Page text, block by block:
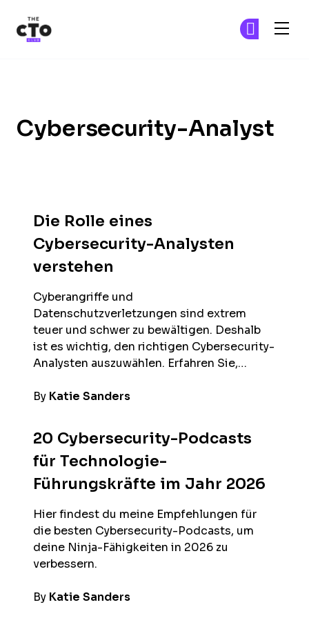
Cybersecurity-Analyst
Die Rolle eines
Cybersecurity-Analysten
verstehen
Cyberangriffe und
Datenschutzverletzungen sind extrem
teuer und schwer zu bewältigen. Deshalb
ist es wichtig, den richtigen Cybersecurity-
Analysten auszuwählen. Erfahren Sie,…
By Katie Sanders
20 Cybersecurity-Podcasts
für Technologie-
Führungskräfte im Jahr 2026
Hier findest du meine Empfehlungen für
die besten Cybersecurity-Podcasts, um
deine Ninja-Fähigkeiten in 2026 zu
verbessern.
By Katie Sanders